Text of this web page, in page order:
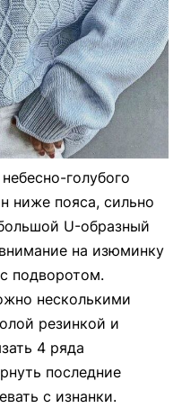
голубого
ниже пояса, сильно
U-образный
на изюминку
подворотом.
несколькими
резинкой и
4 ряда
последние
с изнанки.